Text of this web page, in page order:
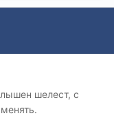
шелест, с